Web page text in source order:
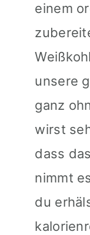
einem
unsere
ganz
wirst
dass
nimmt
du